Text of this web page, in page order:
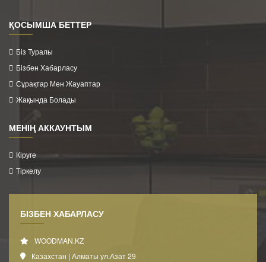
ҚОСЫМША БЕТТЕР
Біз Туралы
Бізбен Хабарласу
Сұрақтар Мен Жауаптар
Жақында Болады
МЕНІҢ АККАУНТЫМ
Кіруге
Тіркелу
БІЗБЕН ХАБАРЛАСУ
WOODMAN.KZ
Казахстан | Алматы ул.Азат 29